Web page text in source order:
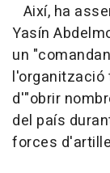
Així, ha
Yasín
un
l'organització
d'"obrir
del país
forces